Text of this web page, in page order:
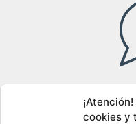
cookies y
Acceso al